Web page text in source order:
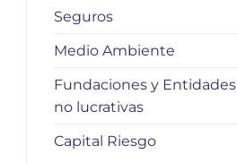
Seguros
Medio Ambiente
Fundaciones y Entidades
no lucrativas
Capital Riesgo